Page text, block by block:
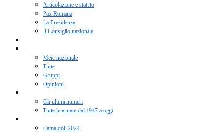
Articolazione e statuto
Pax Romana
La Presidenza
Il Consiglio nazionale
Meic nazionale
Tutte
Gruppi
Opinioni
Gli ultimi numeri
Tutte le annate dal 1947 a oggi
Camaldoli 2024